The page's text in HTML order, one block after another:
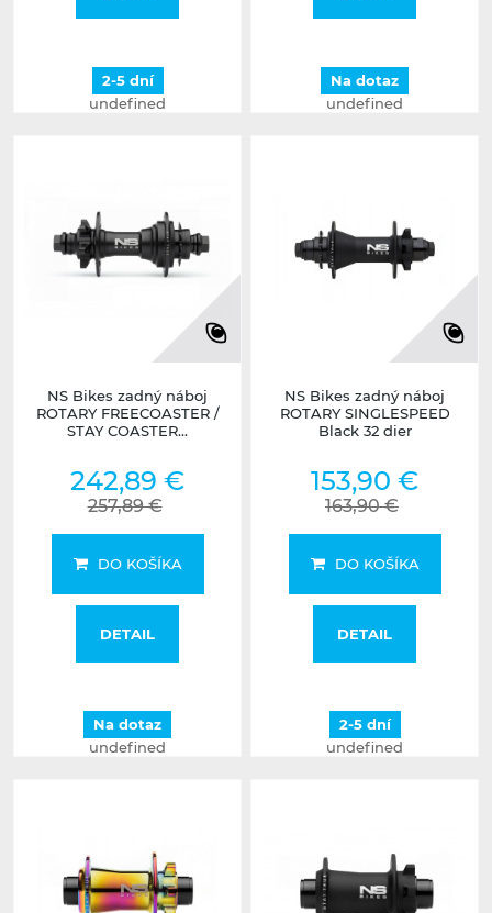
2-5 dní
undefined
Na dotaz
undefined
NS Bikes zadný náboj
ROTARY FREECOASTER /
STAY COASTER...
242,89 €
257,89 €
DO KOŠÍKA
DETAIL
Na dotaz
undefined
NS Bikes zadný náboj
ROTARY SINGLESPEED
Black 32 dier
153,90 €
163,90 €
DO KOŠÍKA
DETAIL
2-5 dní
undefined